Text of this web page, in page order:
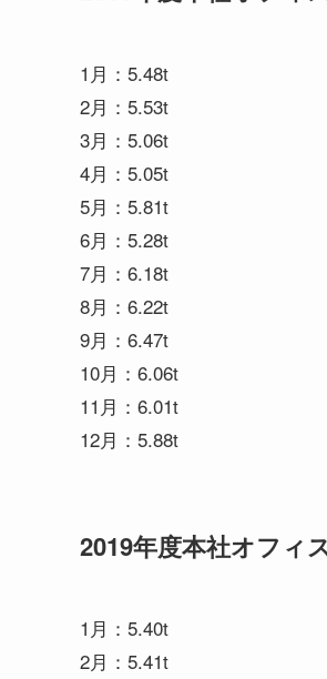
1月：5.48t
2月：5.53t
3月：5.06t
4月：5.05t
5月：5.81t
6月：5.28t
7月：6.18t
8月：6.22t
9月：6.47t
10月：6.06t
11月：6.01t
12月：5.88t
2019年度本社オフィ
1月：5.40t
2月：5.41t